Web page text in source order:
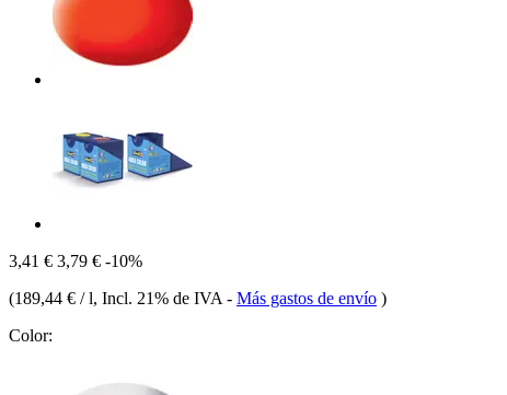
3,41 € 3,79 € -10%
(189,44 € / l, Incl. 21% de IVA - Más gastos de envío )
Color: